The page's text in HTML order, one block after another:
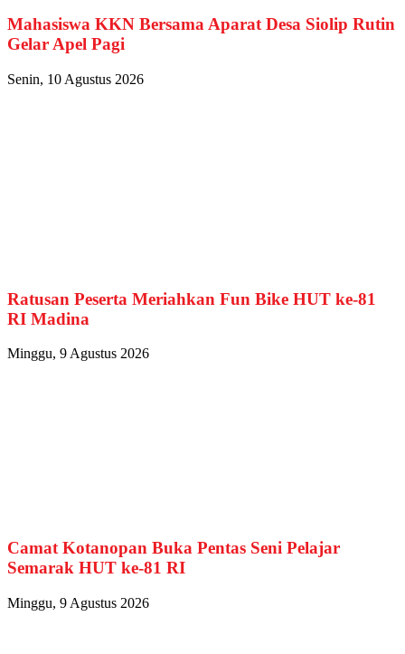
Mahasiswa KKN Bersama Aparat Desa Siolip Rutin
Gelar Apel Pagi
Senin, 10 Agustus 2026
Ratusan Peserta Meriahkan Fun Bike HUT ke-81
RI Madina
Minggu, 9 Agustus 2026
Camat Kotanopan Buka Pentas Seni Pelajar
Semarak HUT ke-81 RI
Minggu, 9 Agustus 2026